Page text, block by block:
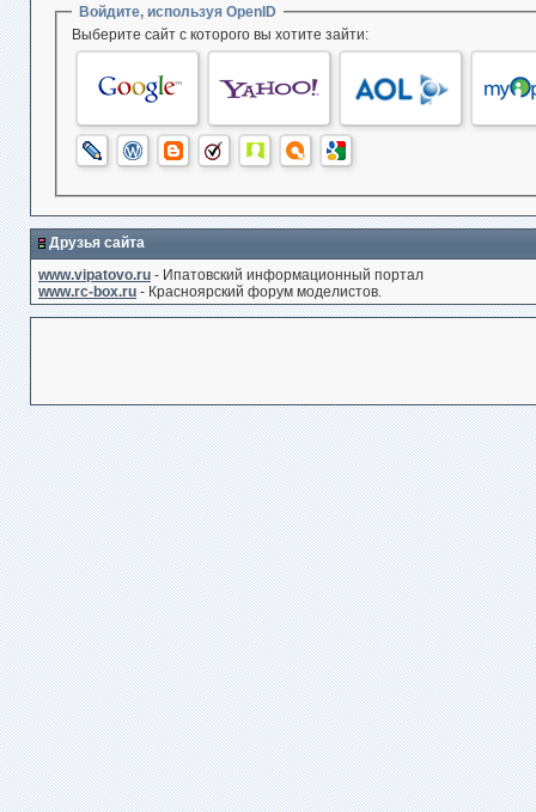
Войдите, используя OpenID
Выберите сайт с которого вы хотите зайти:
Друзья сайта
www.vipatovo.ru - Ипатовский информационный портал
www.rc-box.ru - Красноярский форум моделистов.